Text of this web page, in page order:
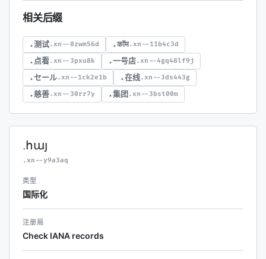
相关后缀
.测试.xn--0zwm56d .कॉम.xn--11b4c3d
.点看.xn--3pxu8k .一号店.xn--4gq48lf9j
.セール.xn--1ck2e1b .在线.xn--3ds443g
.慈善.xn--30rr7y .集团.xn--3bst00m
.հայ
.xn--y9a3aq
类型
国际化
注册局
Check IANA records